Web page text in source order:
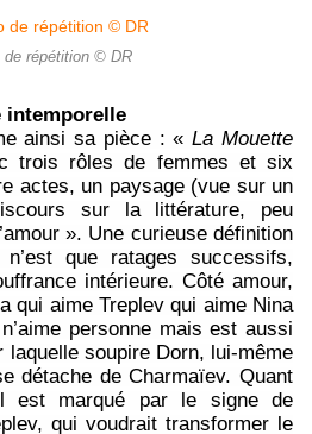
de répétition © DR
intemporelle
ainsi sa pièce : «La Mouette
trois rôles de femmes et six
actes, un paysage (vue sur un
sur la littérature, peu
». Une curieuse définition
que ratages successifs,
intérieure. Côté amour,
qui aime Treplev qui aime Nina
personne mais est aussi
laquelle soupire Dorn, lui-même
détache de Charmaïev. Quant
est marqué par le signe de
qui voudrait transformer le